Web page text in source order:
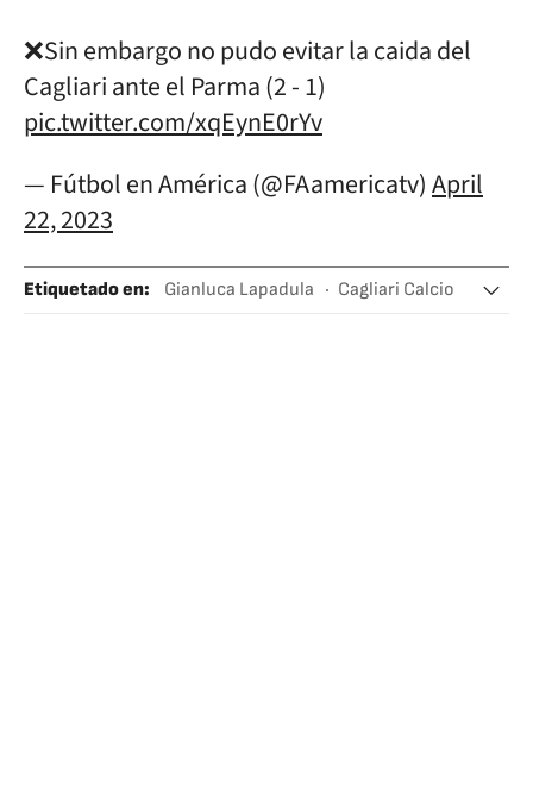
❌Sin embargo no pudo evitar la caida del
Cagliari ante el Parma (2 - 1)
pic.twitter.com/xqEynE0rYv
— Fútbol en América (@FAamericatv)April
22, 2023
Etiquetado en: Gianluca Lapadula
Cagliari Calcio